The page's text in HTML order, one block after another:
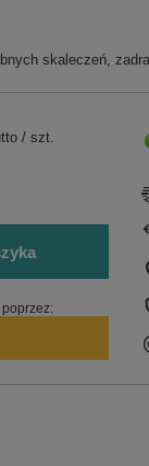
skaleczeń,
/ szt.
poprzez: